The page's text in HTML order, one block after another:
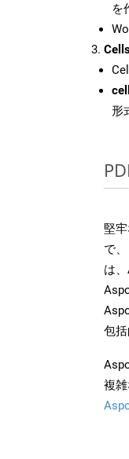
を
形
堅
で
は
包
複